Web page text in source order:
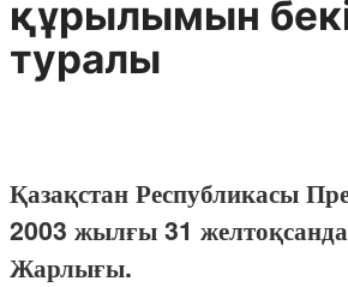
құрылымын
туралы
Қазақстан Республикасы
2003 жылғы 31
Жарлығы.